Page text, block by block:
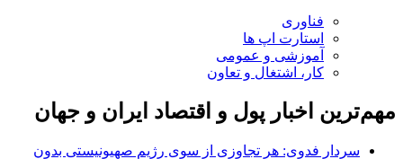
فناوری
استارت اپ ها
آموزشی و عمومی
کار، اشتغال و تعاون
مهم‌ترین اخبار پول و اقتصاد ایران و جهان
سردار فدوی: هر تجاوزی از سوی رژیم صهیونیستی بدون